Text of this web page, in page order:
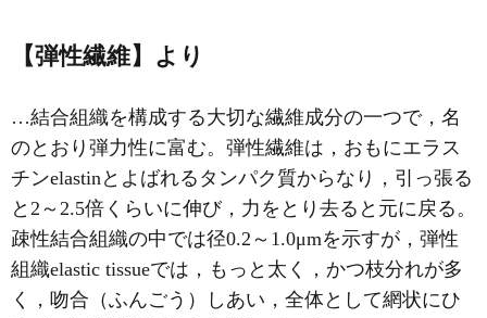
【弾性繊維】より
…結合組織を構成する大切な繊維成分の一つで，名
のとおり弾力性に富む。弾性繊維は，おもにエラス
チンelastinとよばれるタンパク質からなり，引っ張る
と2～2.5倍くらいに伸び，力をとり去ると元に戻る。
疎性結合組織の中では径0.2～1.0μmを示すが，弾性
組織elastic tissueでは，もっと太く，かつ枝分れが多
く，吻合（ふんごう）しあい，全体として網状にひ